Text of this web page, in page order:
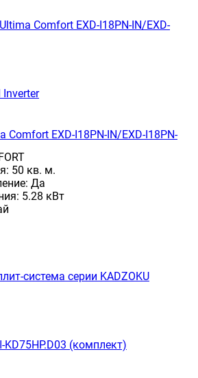
Comfort EXD-I18PN-IN/EXD-I18PN-
50 кв. м.
Да
5.28 кВт